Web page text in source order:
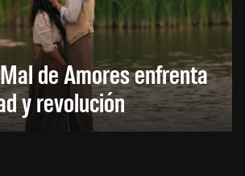
de Amores enfrenta
y revolución